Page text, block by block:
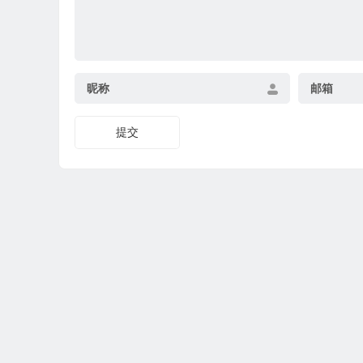
昵称 邮箱
提交